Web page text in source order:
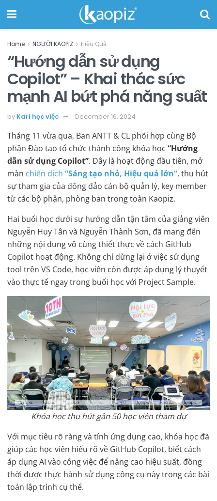
Home NGƯỜI KAOPIZ Hiệu Quả
“Hướng dẫn sử dụng
Copilot” – Khai thác sức
mạnh AI bứt phá năng suất
by Kari học việc December 16, 2024
Tháng 11 vừa qua, Ban ANTT & CL phối hợp cùng Bộ
phận Đào tạo tổ chức thành công khóa học “Hướng
dẫn sử dụng Copilot”. Đây là hoạt động đầu tiên, mở
màn chiến dịch “Sáng tạo nhỏ, Hiệu quả lớn”, thu hút
sự tham gia của đông đảo cán bộ quản lý, key member
từ các bộ phận, phòng ban trong toàn Kaopiz.
Hai buổi học dưới sự hướng dẫn tận tâm của giảng viên
Nguyễn Huy Tân và Nguyễn Thành Sơn, đã mang đến
những nội dung vô cùng thiết thực về cách GitHub
Copilot hoạt động. Không chỉ dừng lại ở việc sử dụng
tool trên VS Code, học viên còn được áp dụng lý thuyết
vào thực tế ngay trong buổi học với Project Sample.
Khóa học thu hút gần 50 học viên tham dự
Với mục tiêu rõ ràng và tính ứng dụng cao, khóa học đã
giúp các học viên hiểu rõ về GitHub Copilot, biết cách
áp dụng AI vào công việc để nâng cao hiệu suất, đồng
thời được thực hành sử dụng công cụ này trong các bài
toán lập trình cụ thể.